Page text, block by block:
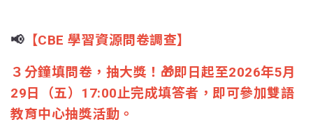
📢【CBE 學習資源問卷調查】
３分鐘填問卷，抽大獎！🎁即日起至2026年5月
29日（五）17:00止完成填答者，即可參加雙語
教育中心抽獎活動。